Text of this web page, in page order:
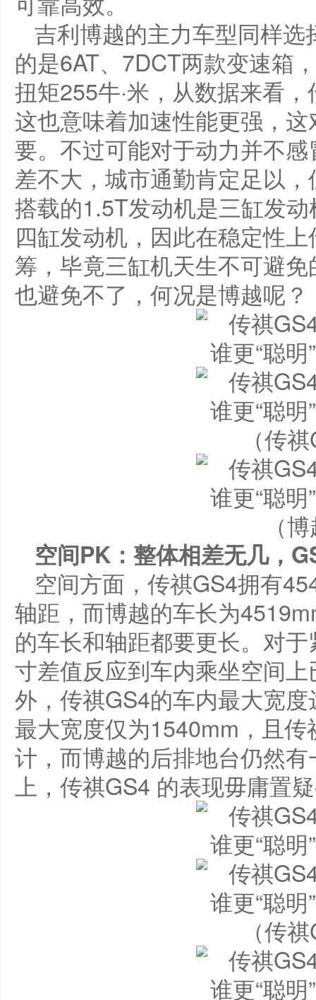
吉利博越的主力车型同样
的是6AT、7DCT两款变速箱
扭矩255牛·米，从数据来看
这也意味着加速性能更强，
要。不过可能对于动力并不
差不大，城市通勤肯定足以
搭载的1.5T发动机是三缸发
四缸发动机，因此在稳定性
筹，毕竟三缸机天生不可避
也避免不了，何况是博越呢？
（传
（
空间PK：整体相差无几，
空间方面，传祺GS4拥有
轴距，而博越的车长为
的车长和轴距都要更长。对
寸差值反应到车内乘坐空间
外，传祺GS4的车内最大宽
最大宽度仅为1540mm，且
计，而博越的后排地台仍然
上，传祺GS4 的表现毋庸置
（传